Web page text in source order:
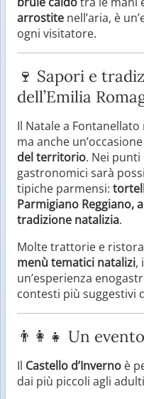
arrostite nell’aria, è
ogni visitatore.
🍷 Sapori e
dell’Emilia
Il Natale a
ma anche
del territorio. Nei
gastronomici sarà
tipiche parmensi:
Parmigiano Reggiano,
tradizione natalizia.
Molte trattorie e
menù tematici natalizi,
un’esperienza
contesti più suggestivi
👨‍👩‍👧 Un
Il Castello d’Inverno è
dai più piccoli agli